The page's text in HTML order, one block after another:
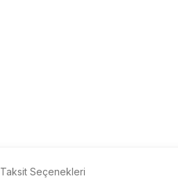
Taksit Seçenekleri